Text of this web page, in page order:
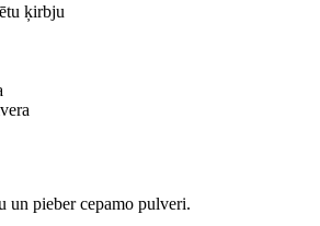
ķirbju
un pieber cepamo pulveri.